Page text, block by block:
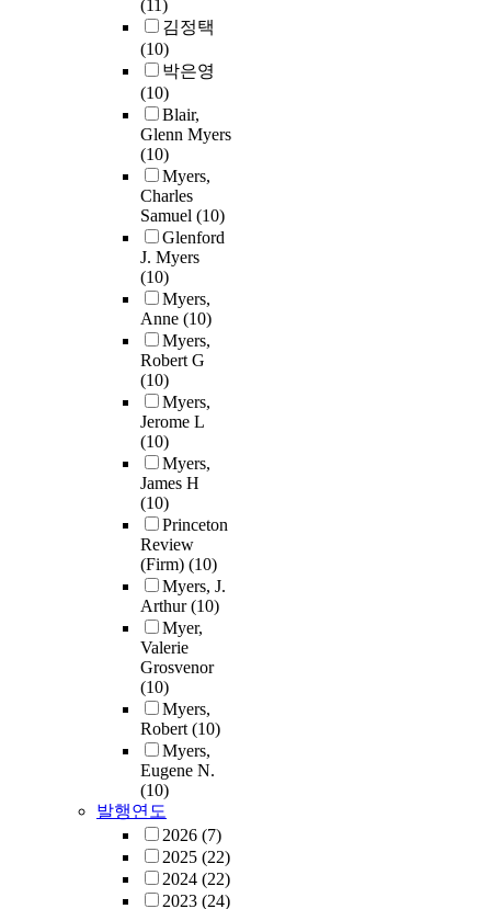
(11)
김정택
(10)
박은영
(10)
Blair,
Glenn Myers
(10)
Myers,
Charles
Samuel (10)
Glenford
J. Myers
(10)
Myers,
Anne (10)
Myers,
Robert G
(10)
Myers,
Jerome L
(10)
Myers,
James H
(10)
Princeton
Review
(Firm) (10)
Myers, J.
Arthur(10)
Myer,
Valerie
Grosvenor
(10)
Myers,
Robert(10)
Myers,
Eugene N.
(10)
발행연도
2026 (7)
2025 (22)
2024 (22)
2023 (24)